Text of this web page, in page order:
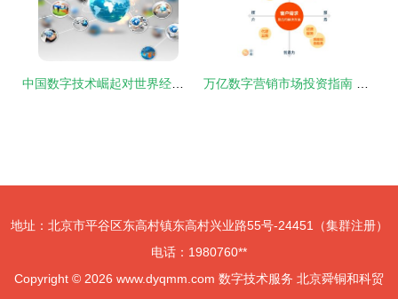
地址：北京市平谷区东高村镇东高村兴业路55号-24451（集群注册）
电话：1980760**
Copyright © 2026 www.dyqmm.com 数字技术服务 北京舜铜和科贸